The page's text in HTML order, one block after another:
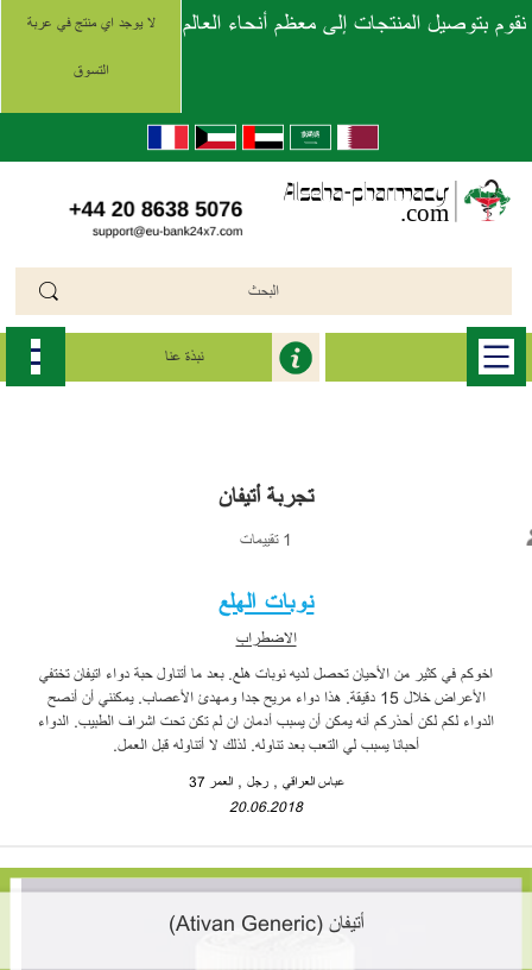
لا يوجد اي منتج في عربة
التسوق
نقوم بتوصيل المنتجات إلى معظم أنحاء العالم
نبذة عنا
تجربة أتيفان
1 تقييمات
نوبات الهلع
الاضطراب
اخوكم في كثير من الأحيان تحصل لديه نوبات هلع. بعد ما أتناول حبة دواء اتيفان تختفي
الأعراض خلال 15 دقيقة. هذا دواء مريح جدا ومهدئ الأعصاب. يمكنني أن أنصح
الدواء لكم لكن أحذركم أنه يمكن أن يسبب أدمان ان لم تكن تحت اشراف الطبيب. الدواء
أحبانا يسبب لي التعب بعد تناوله. لذلك لا أتناوله قبل العمل.
عباس العراقي رجل
العمر 37
20.06.2018
أتيفان (Ativan Generic)